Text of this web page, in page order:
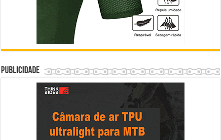
Publicidade